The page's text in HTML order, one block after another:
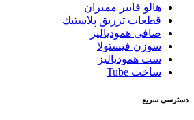
هالو فایبر ممبران
قطعات تزريق پلاستيك
صافی همودیالیز
سوزن فیستولا
ست همودیالیز
ساخت Tube
دسترسی سریع